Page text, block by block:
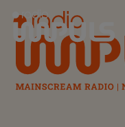
Radio Impuls